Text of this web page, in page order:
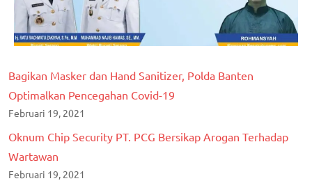
Bagikan Masker dan Hand Sanitizer, Polda Banten
Optimalkan Pencegahan Covid-19
Februari 19, 2021
Oknum Chip Security PT. PCG Bersikap Arogan Terhadap
Wartawan
Februari 19, 2021